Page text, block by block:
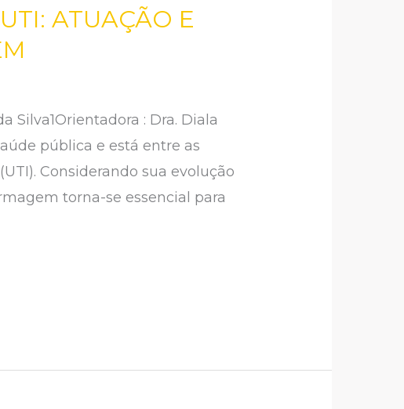
ATUAÇÃO E
Silva1Orientadora : Dra. Diala
pública e está entre as
Considerando sua evolução
torna-se essencial para